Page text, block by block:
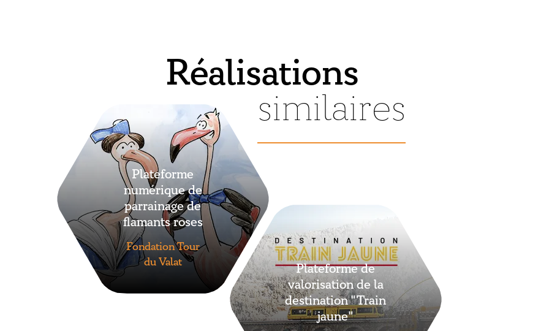
Réalisations
similaires
Plateforme
numérique de
parrainage de
flamants roses
Fondation Tour
du Valat
Plateforme de
valorisation de la
destination "Train
jaune"